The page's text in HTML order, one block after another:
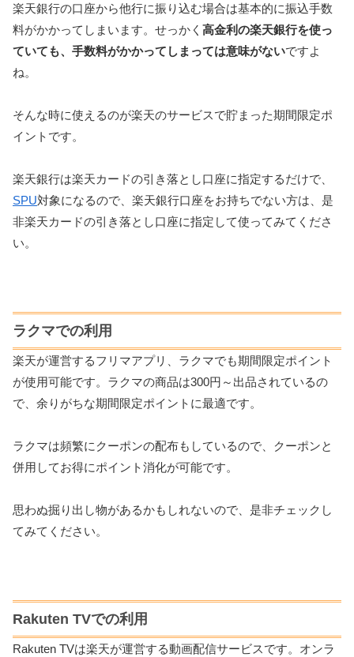
楽天銀行の口座から他行に振り込む場合は基本的に振込手数
料がかかってしまいます。せっかく 高金利の楽天銀行を使っ
ていても、手数料がかかってしまっては意味がないですよ
ね。
そんな時に使えるのが楽天のサービスで貯まった期間限定ポ
イントです。
楽天銀行は楽天カードの引き落とし口座に指定するだけで、
SPU対象になるので、楽天銀行口座をお持ちでない方は、是
非楽天カードの引き落とし口座に指定して使ってみてくださ
い。
ラクマでの利用
楽天が運営するフリマアプリ、ラクマでも期間限定ポイント
が使用可能です。ラクマの商品は300円～出品されているの
で、余りがちな期間限定ポイントに最適です。
ラクマは頻繁にクーポンの配布もしているので、クーポンと
併用してお得にポイント消化が可能です。
思わぬ掘り出し物があるかもしれないので、是非チェックし
てみてください。
Rakuten TVでの利用
Rakuten TVは楽天が運営する動画配信サービスです。オンラ